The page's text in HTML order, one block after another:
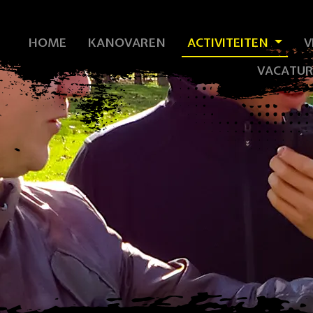
HOME KANOVAREN ACTIVITEITEN